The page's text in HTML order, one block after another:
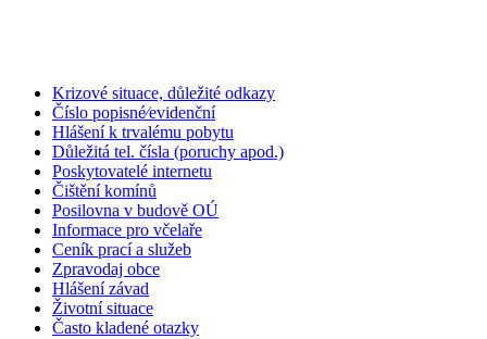
Krizové situace, důležité odkazy
Číslo popisné⁄evidenční
Hlášení k trvalému pobytu
Důležitá tel. čísla (poruchy apod.)
Poskytovatelé internetu
Čištění komínů
Posilovna v budově OÚ
Informace pro včelaře
Ceník prací a služeb
Zpravodaj obce
Hlášení závad
Životní situace
Často kladené otazky